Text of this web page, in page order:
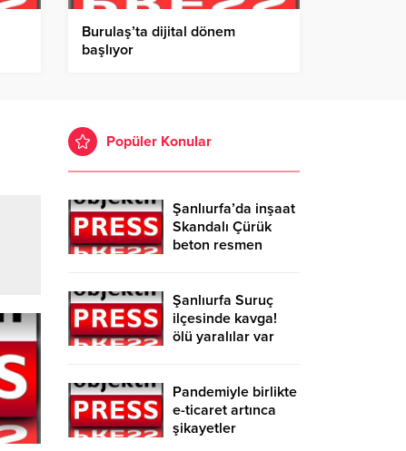
Burulaş’ta dijital dönem
başlıyor
Popüler Konular
Şanlıurfa’da inşaat
Skandalı Çürük
beton resmen
Şanlıurfa Suruç
ilçesinde kavga!
ölü yaralılar var
Pandemiyle birlikte
e-ticaret artınca
şikayetler